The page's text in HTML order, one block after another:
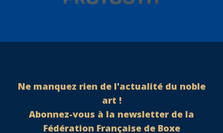
Ne manquez rien de l'actualité du noble
art !
Abonnez-vous à la newsletter de la
Fédération Française de Boxe